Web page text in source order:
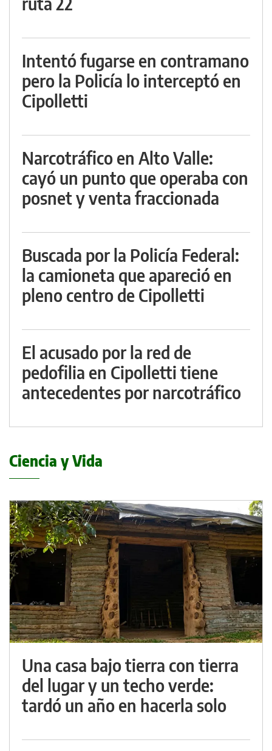
Intentó fugarse en contramano
pero la Policía lo interceptó en
Cipolletti
Narcotráfico en Alto Valle:
cayó un punto que operaba con
posnet y venta fraccionada
Buscada por la Policía Federal:
la camioneta que apareció en
pleno centro de Cipolletti
El acusado por la red de
pedofilia en Cipolletti tiene
antecedentes por narcotráfico
Ciencia y Vida
Una casa bajo tierra con tierra
del lugar y un techo verde:
tardó un año en hacerla solo